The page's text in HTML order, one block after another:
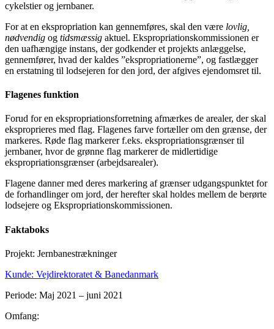
cykelstier og jernbaner.
For at en ekspropriation kan gennemføres, skal den være lovlig,
nødvendig og tidsmæssig aktuel. Ekspropriationskommissionen er
den uafhængige instans, der godkender et projekts anlæggelse,
gennemfører, hvad der kaldes ”ekspropriationerne”, og fastlægger
en erstatning til lodsejeren for den jord, der afgives ejendomsret til.
Flagenes funktion
Forud for en ekspropriationsforretning afmærkes de arealer, der skal
eksproprieres med flag. Flagenes farve fortæller om den grænse, der
markeres. Røde flag markerer f.eks. ekspropriationsgrænser til
jernbaner, hvor de grønne flag markerer de midlertidige
ekspropriationsgrænser (arbejdsarealer).
Flagene danner med deres markering af grænser udgangspunktet for
de forhandlinger om jord, der herefter skal holdes mellem de berørte
lodsejere og Ekspropriationskommissionen.
Faktaboks
Projekt: Jernbanestrækninger
Kunde: Vejdirektoratet & Banedanmark
Periode: Maj 2021 – juni 2021
Omfang: